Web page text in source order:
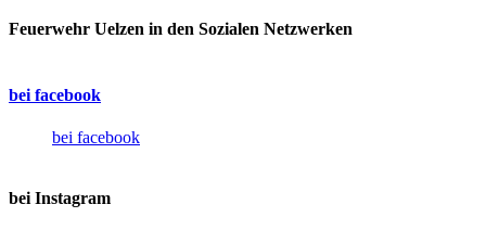
Feuerwehr Uelzen in den Sozialen Netzwerken
bei facebook
bei facebook
bei Instagram